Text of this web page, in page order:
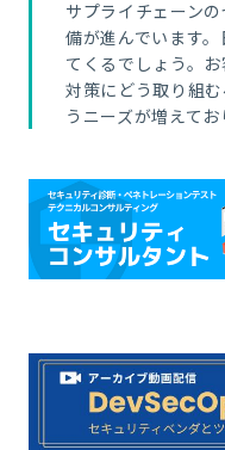
サプライチェーン
備が進んでいます
てくるでしょう。
対策にどう取り組
うニーズが増えてお